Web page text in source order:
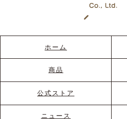
ホーム
商品
公式ストア
ニュース